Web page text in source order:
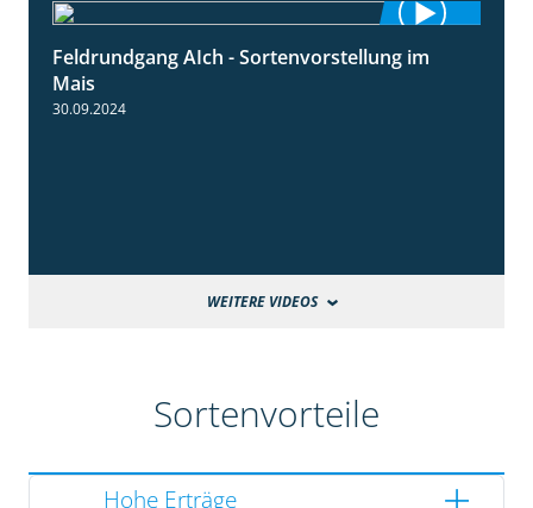
11:24
Feldrundgang AIch - Sortenvorstellung im
Mais
30.09.2024
WEITERE VIDEOS
Sortenvorteile
Hohe Erträge